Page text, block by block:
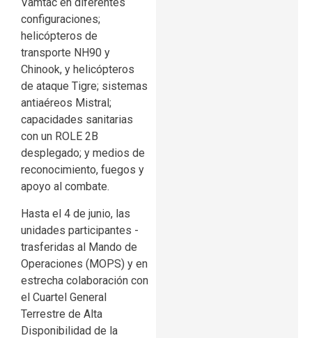
Vamtac en diferentes
configuraciones;
helicópteros de
transporte NH90 y
Chinook, y helicópteros
de ataque Tigre; sistemas
antiaéreos Mistral;
capacidades sanitarias
con un ROLE 2B
desplegado; y medios de
reconocimiento, fuegos y
apoyo al combate.
Hasta el 4 de junio, las
unidades participantes -
trasferidas al Mando de
Operaciones (MOPS) y en
estrecha colaboración con
el Cuartel General
Terrestre de Alta
Disponibilidad de la